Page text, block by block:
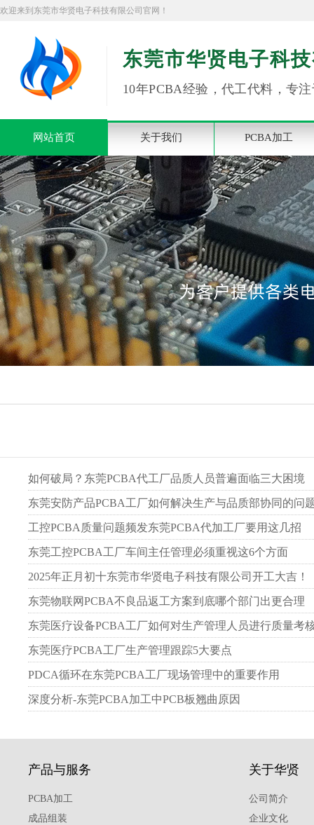
欢迎来到东莞市华贤电子科技有限公司官网！
东莞市华贤电子科
10年PCBA经验，代工代料，专
网站首页 关于我们 PCBA加工
如何破局？东莞PCBA代工厂品质人员普遍面临三大困境
东莞安防产品PCBA工厂如何解决生产与品质部协同的问
工控PCBA质量问题频发东莞PCBA代加工厂要用这几招
东莞工控PCBA工厂车间主任管理必须重视这6个方面
2025年正月初十东莞市华贤电子科技有限公司开工大吉！
东莞物联网PCBA不良品返工方案到底哪个部门出更合理
东莞医疗设备PCBA工厂如何对生产管理人员进行质量考
东莞医疗PCBA工厂生产管理跟踪5大要点
PDCA循环在东莞PCBA工厂现场管理中的重要作用
深度分析-东莞PCBA加工中PCB板翘曲原因
产品与服务
PCBA加工
成品组装
关于华贤
公司简介
企业文化